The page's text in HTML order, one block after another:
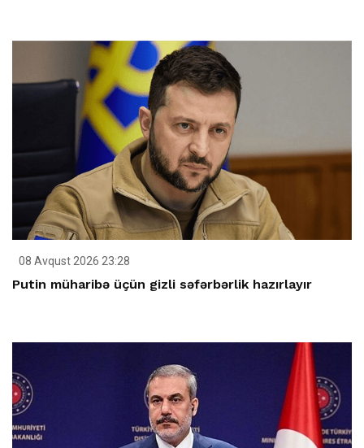
08 Avqust 2026 23:28
Putin müharibə üçün gizli səfərbərlik hazırlayır